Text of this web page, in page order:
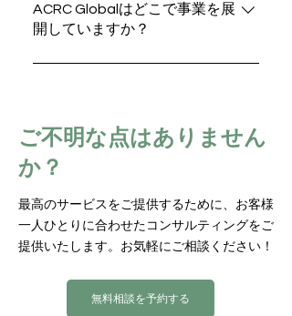
チングを通じて、家族づくりの実現を
サポートしています。
をはじめとする専任チームが、どの段
階でもご質問にお答えし、安心して進
LGBTQ+のご家族、シングルペアレン
ト、そして45カ国以上からの海外のお
ースをご用意しています。当社のグロ
ーバルネットワークは、北米、ヨーロ
にオフィスを構え、多言語対応のサポ
ートスタッフを擁しています。また、
日本（ミラクルエンジェルズ）とシン
に子会社があります。
ACRC Globalはどこで事業を展
開していますか？
て世界中の依頼者を支援しています。
ご不明な点はありません
か？
最高のサービスをご提供するために、お客様
一人ひとりに合わせたコンサルティングをご
提供いたします。お気軽にご相談ください！
無料相談を予約する